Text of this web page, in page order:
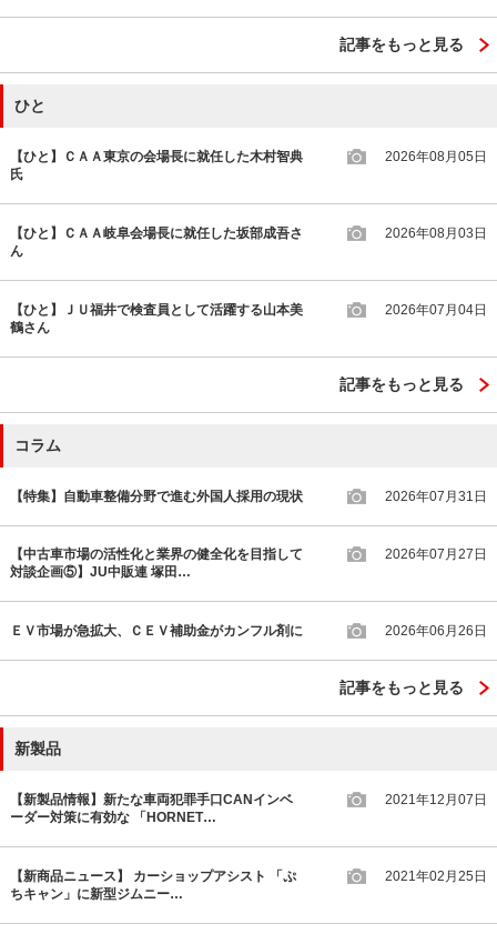
記事をもっと見る
ひと
【ひと】ＣＡＡ東京の会場長に就任した木村智典
氏
2026年08月05日
【ひと】ＣＡＡ岐阜会場長に就任した坂部成吾さ
ん
2026年08月03日
【ひと】ＪＵ福井で検査員として活躍する山本美
鶴さん
2026年07月04日
記事をもっと見る
コラム
【特集】自動車整備分野で進む外国人採用の現状 2026年07月31日
【中古車市場の活性化と業界の健全化を目指して
対談企画⑤】JU中販連 塚田…
2026年07月27日
ＥＶ市場が急拡大、ＣＥＶ補助金がカンフル剤に 2026年06月26日
記事をもっと見る
新製品
【新製品情報】新たな車両犯罪手口CANインベ
ーダー対策に有効な 「HORNET…
2021年12月07日
【新商品ニュース】 カーショップアシスト 「ぷ
ちキャン」に新型ジムニー…
2021年02月25日